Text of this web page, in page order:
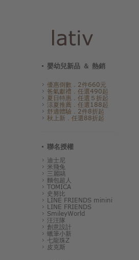
嬰幼兒新品 ＆ 熱銷
優惠倒數．2件660元
爸氣獻禮．任選490起
夏日特惠．任選５折起
涼夏推薦．任選188起
舒適體驗．2件8折起
秋上新．任選88折起
聯名授權
迪士尼
米飛兔
三麗鷗
麵包超人
TOMICA
史努比
LINE FRIENDS minini
LINE FRIENDS
SmileyWorld
汪汪隊
創意設計
蠟筆小新
七龍珠Z
皮克斯